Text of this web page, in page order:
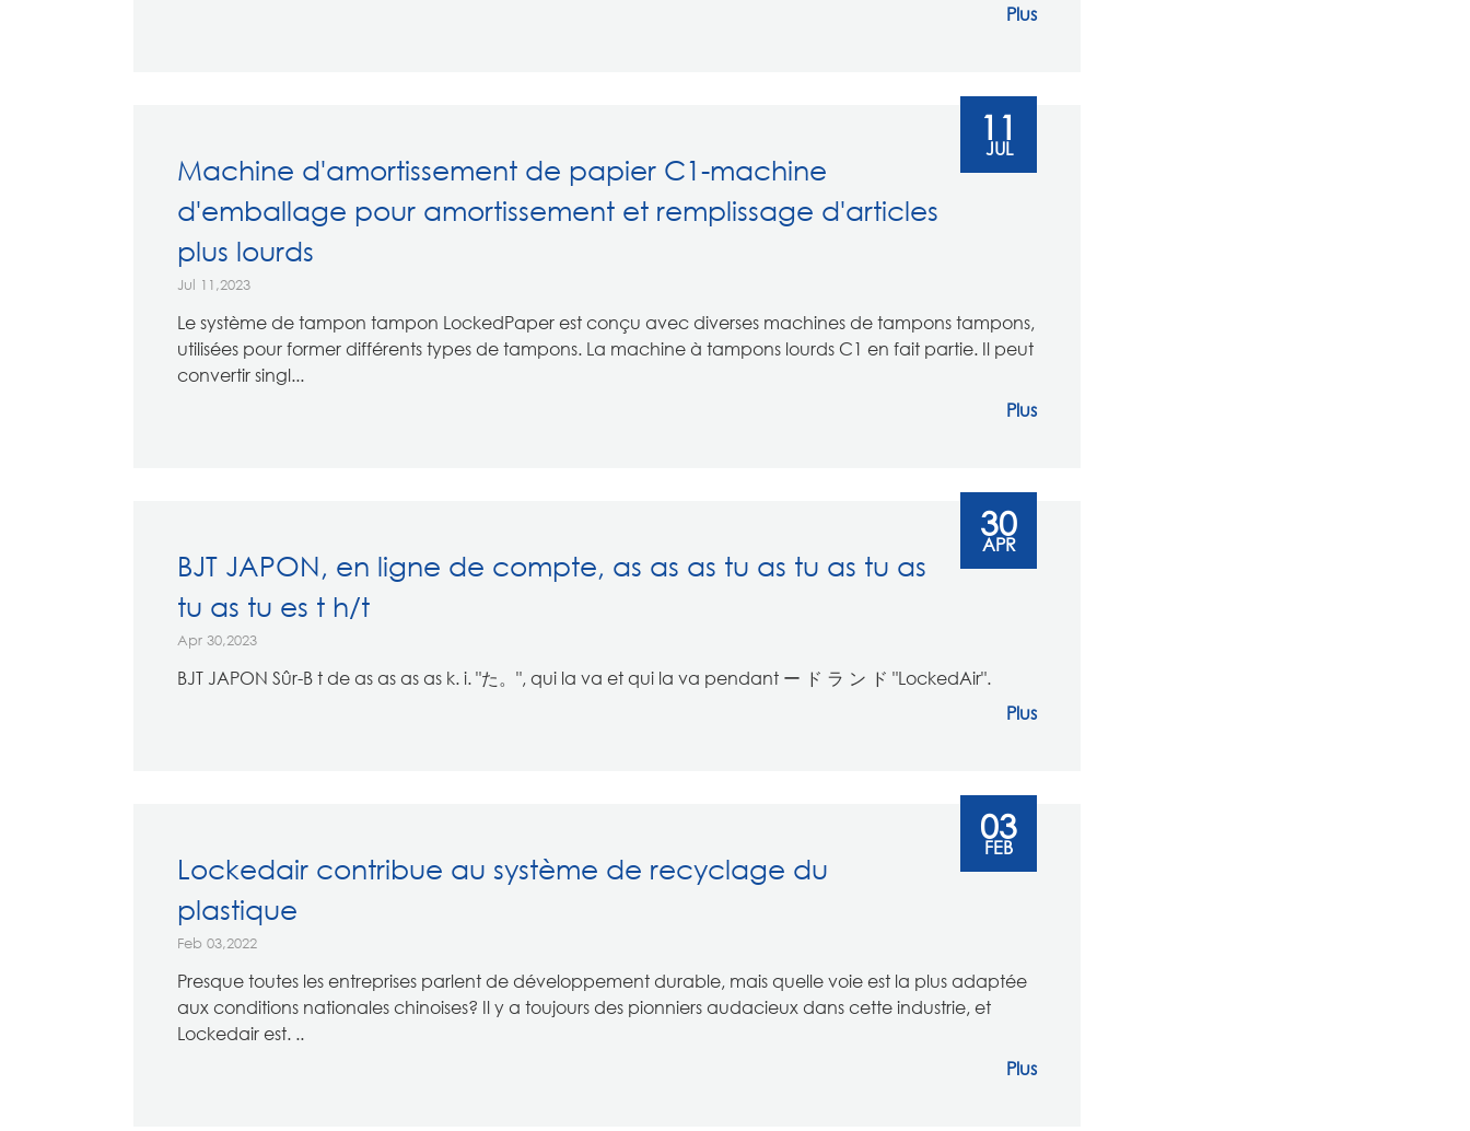
Plus
Machine d'amortissement de papier C1-machine
d'emballage pour amortissement et remplissage d'articles
plus lourds
Jul 11,2023
Le système de tampon tampon LockedPaper est conçu avec diverses machines de tampons tampons,
utilisées pour former différents types de tampons. La machine à tampons lourds C1 en fait partie. Il peut
convertir singl...
Plus
11
JUL
BJT JAPON, en ligne de compte, as as as tu as tu as tu as
tu as tu es t h/t
Apr 30,2023
BJT JAPON Sûr-B t de as as as as k. i. "た。", qui la va et qui la va pendant ー ド ラ ン ド "LockedAir".
Plus
30
APR
Lockedair contribue au système de recyclage du
plastique
Feb 03,2022
Presque toutes les entreprises parlent de développement durable, mais quelle voie est la plus adaptée
aux conditions nationales chinoises? Il y a toujours des pionniers audacieux dans cette industrie, et
Lockedair est. ..
Plus
03
FEB